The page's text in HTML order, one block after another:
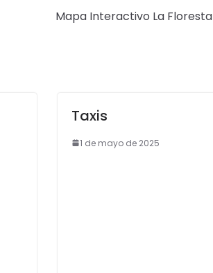
Mapa Interactivo La Floresta
Taxis
1 de mayo de 2025